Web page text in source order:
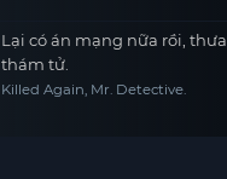
Lại có án mạng nữa rồi, thưa
thám tử.
Killed Again, Mr. Detective.